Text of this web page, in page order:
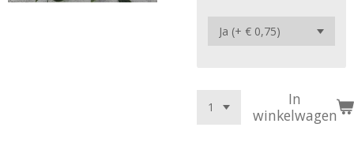
In
winkelwagen